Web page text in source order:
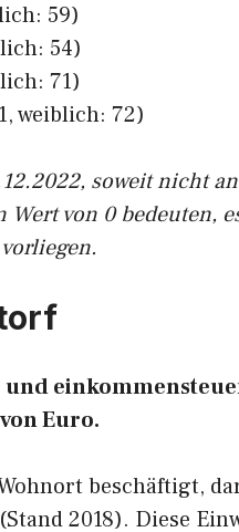
59)
54)
71)
weiblich: 72)
soweit nicht
von 0 bedeuten,
und
Euro.
beschäftigt,
2018). Diese